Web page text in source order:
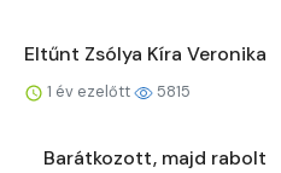
Eltűnt Zsólya Kíra Veronika
1 év ezelőtt 5815
Barátkozott, majd rabolt